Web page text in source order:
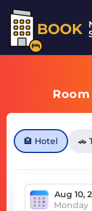
BOOK
Room
🏨 Hotel 🚗
Monday